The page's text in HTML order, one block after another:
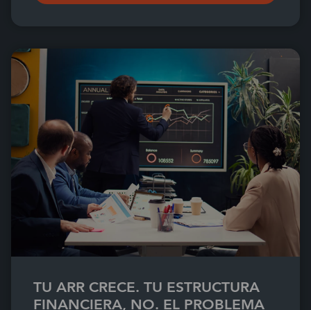
TU ARR CRECE. TU ESTRUCTURA
FINANCIERA, NO. EL PROBLEMA